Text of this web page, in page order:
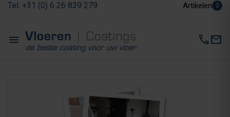
Tel: +31 (0) 6 26 839 279 Artikelen 0
menu callmail